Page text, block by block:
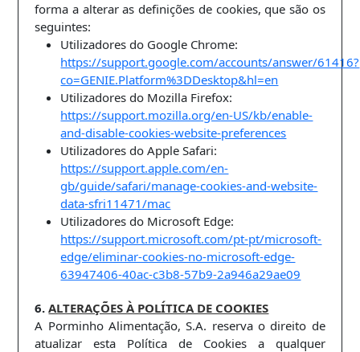
forma a alterar as definições de cookies, que são os
seguintes:
Utilizadores do Google Chrome:
https://support.google.com/accounts/answer/61416?
co=GENIE.Platform%3DDesktop&hl=en
Utilizadores do Mozilla Firefox:
https://support.mozilla.org/en-US/kb/enable-
and-disable-cookies-website-preferences
Utilizadores do Apple Safari:
https://support.apple.com/en-
gb/guide/safari/manage-cookies-and-website-
data-sfri11471/mac
Utilizadores do Microsoft Edge:
https://support.microsoft.com/pt-pt/microsoft-
edge/eliminar-cookies-no-microsoft-edge-
63947406-40ac-c3b8-57b9-2a946a29ae09
6.ALTERAÇÕES À POLÍTICA DE COOKIES
A Porminho Alimentação, S.A. reserva o direito de
atualizar esta Política de Cookies a qualquer